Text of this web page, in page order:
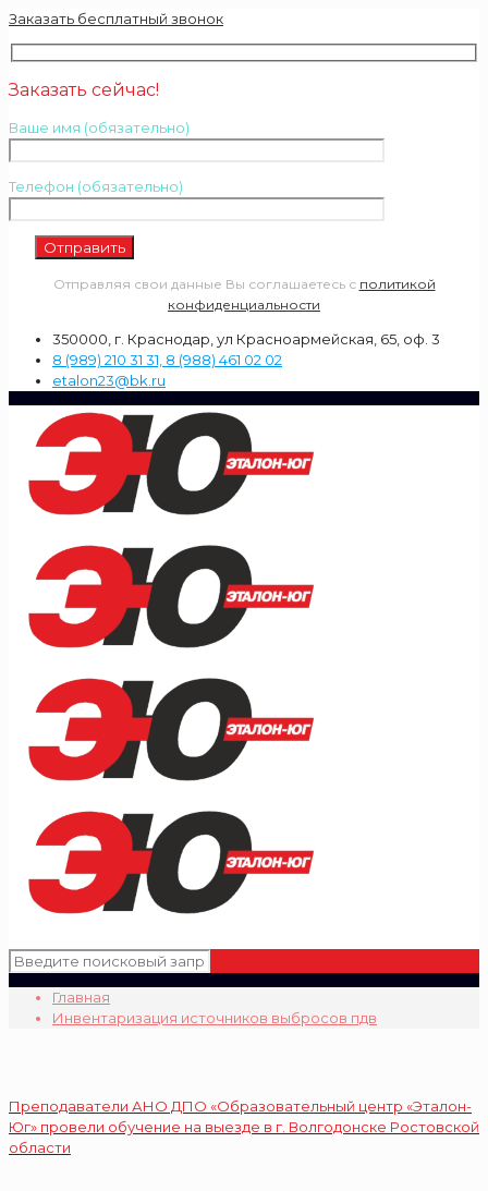
Заказать бесплатный звонок
Заказать сейчас!
Ваше имя (обязательно)
Телефон (обязательно)
Отправляя свои данные Вы соглашаетесь с политикой
конфиденциальности
350000, г. Краснодар, ул Красноармейская, 65, оф. 3
8 (989) 210 31 31, 8 (988) 461 02 02
etalon23@bk.ru
Главная
Инвентаризация источников выбросов пдв
Преподаватели АНО ДПО «Образовательный центр «Эталон-
Юг» провели обучение на выезде в г. Волгодонске Ростовской
области